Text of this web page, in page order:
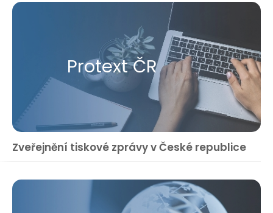
Protext ČR
Zveřejnění tiskové zprávy v České republice